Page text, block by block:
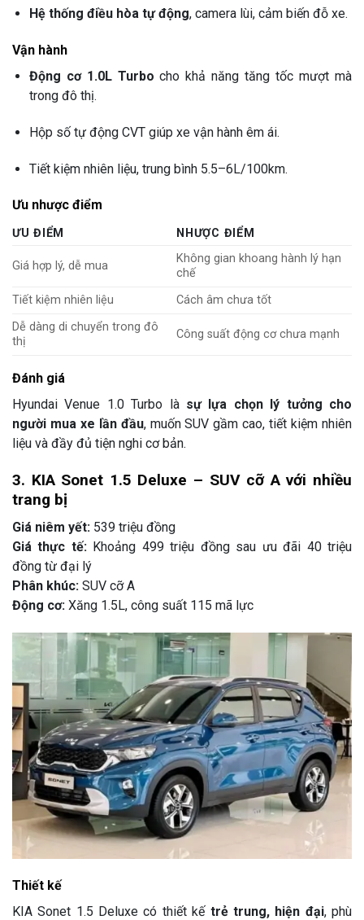
Hệ thống điều hòa tự động, camera lùi, cảm biến đỗ xe.
Vận hành
Động cơ 1.0L Turbo cho khả năng tăng tốc mượt mà
trong đô thị.
Hộp số tự động CVT giúp xe vận hành êm ái.
Tiết kiệm nhiên liệu, trung bình 5.5–6L/100km.
Ưu nhược điểm
ƯU ĐIỂM NHƯỢC ĐIỂM
Giá hợp lý, dễ mua
Không gian khoang hành lý hạn
chế
Tiết kiệm nhiên liệu
Cách âm chưa tốt
Dễ dàng di chuyển trong đô
thị
Công suất động cơ chưa mạnh
Đánh giá
Hyundai Venue 1.0 Turbo là sự lựa chọn lý tưởng cho
người mua xe lần đầu, muốn SUV gầm cao, tiết kiệm nhiên
liệu và đầy đủ tiện nghi cơ bản.
3. KIA Sonet 1.5 Deluxe – SUV cỡ A với nhiều
trang bị
Giá niêm yết: 539 triệu đồng
Giá thực tế:Khoảng 499 triệu đồng sau ưu đãi 40 triệu
đồng từ đại lý
Phân khúc: SUV cỡ A
Động cơ: Xăng 1.5L, công suất 115 mã lực
Thiết kế
KIA Sonet 1.5 Deluxe có thiết kế trẻ trung, hiện đại, phù